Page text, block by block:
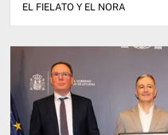
EL FIELATO Y EL NORA